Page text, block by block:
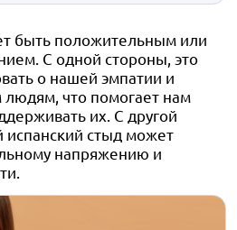
быть положительным или
С одной стороны, это
о нашей эмпатии и
людям, что помогает нам
их. С другой
стыд может
напряжению и